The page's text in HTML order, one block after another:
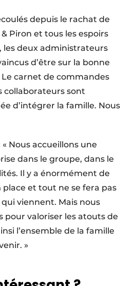
depuis le rachat de
Piron et tous les espoirs
les deux administrateurs
d’être sur la bonne
Le carnet de commandes
collaborateurs sont
d’intégrer la famille. Nous
Nous accueillons une
dans le groupe, dans le
Il y a énormément de
et tout ne se fera pas
viennent. Mais nous
pour valoriser les atouts de
l’ensemble de la famille
»